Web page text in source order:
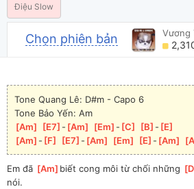
Điệu Slow
Chọn phiên bản Vương
Tone Quang Lê: D#m - Capo 6
Tone Bảo Yến: Am
[Am [E7 ]- [Am [Em ]- [C [B ]- [E
[Am ]- [F [E7 ]- [Am [Em [E ]- [Am [
Em đã [Am ]biết cong môi từ chối những [
nói.